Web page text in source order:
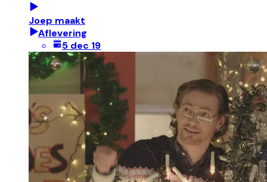
Joep maakt
Aflevering
5 dec 19